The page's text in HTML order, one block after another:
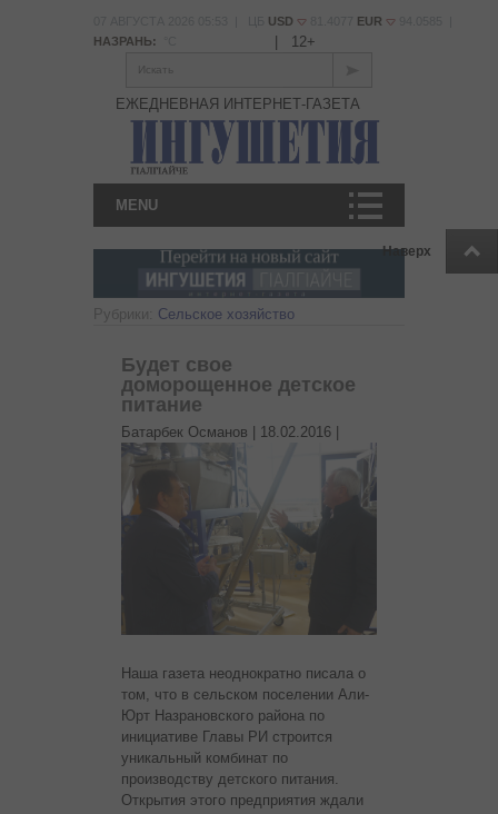
Наверх
USD EUR
НАЗРАНЬ:
12+
Искать
ЕЖЕДНЕВНАЯ ИНТЕРНЕТ-ГАЗЕТА
MENU
Рубрики: Сельское хозяйство
Будет свое
доморощенное детское
питание
Батарбек Османов | 18.02.2016
Наша газета неоднократно писала о
том, что в сельском поселении Али-
Юрт Назрановского района по
инициативе Главы РИ строится
уникальный комбинат по
производству детского питания.
Открытия этого предприятия ждали